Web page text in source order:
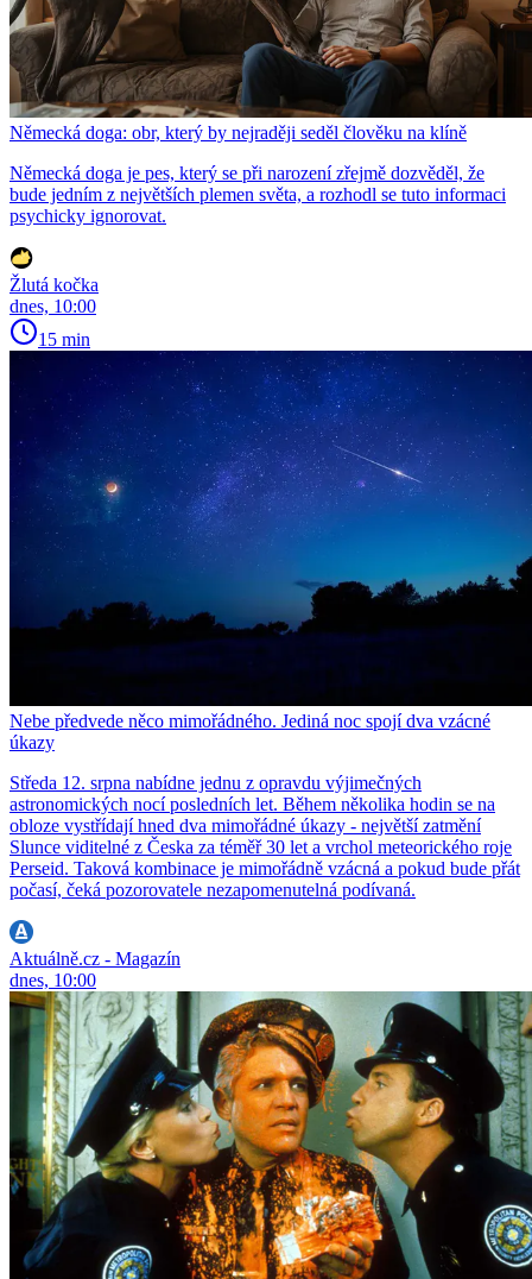
Německá doga: obr, který by nejraději seděl člověku na klíně
Německá doga je pes, který se při narození zřejmě dozvěděl, že
bude jedním z největších plemen světa, a rozhodl se tuto informaci
psychicky ignorovat.
Žlutá kočka
dnes, 10:00
15 min
Nebe předvede něco mimořádného. Jediná noc spojí dva vzácné
úkazy
Středa 12. srpna nabídne jednu z opravdu výjimečných
astronomických nocí posledních let. Během několika hodin se na
obloze vystřídají hned dva mimořádné úkazy - největší zatmění
Slunce viditelné z Česka za téměř 30 let a vrchol meteorického roje
Perseid. Taková kombinace je mimořádně vzácná a pokud bude přát
počasí, čeká pozorovatele nezapomenutelná podívaná.
Aktuálně.cz - Magazín
dnes, 10:00